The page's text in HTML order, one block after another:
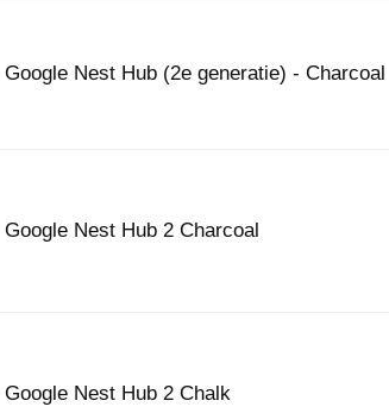
Google Nest Hub (2e generatie) - Charcoal
Google Nest Hub 2 Charcoal
Google Nest Hub 2 Chalk